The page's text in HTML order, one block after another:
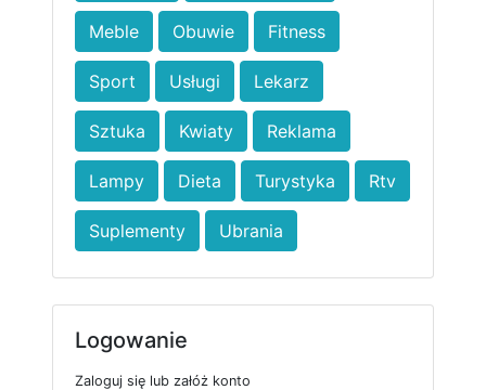
Meble Obuwie Fitness
Sport Usługi Lekarz
Sztuka Kwiaty Reklama
Lampy Dieta Turystyka Rtv
Suplementy Ubrania
Logowanie
Zaloguj się lub załóż konto